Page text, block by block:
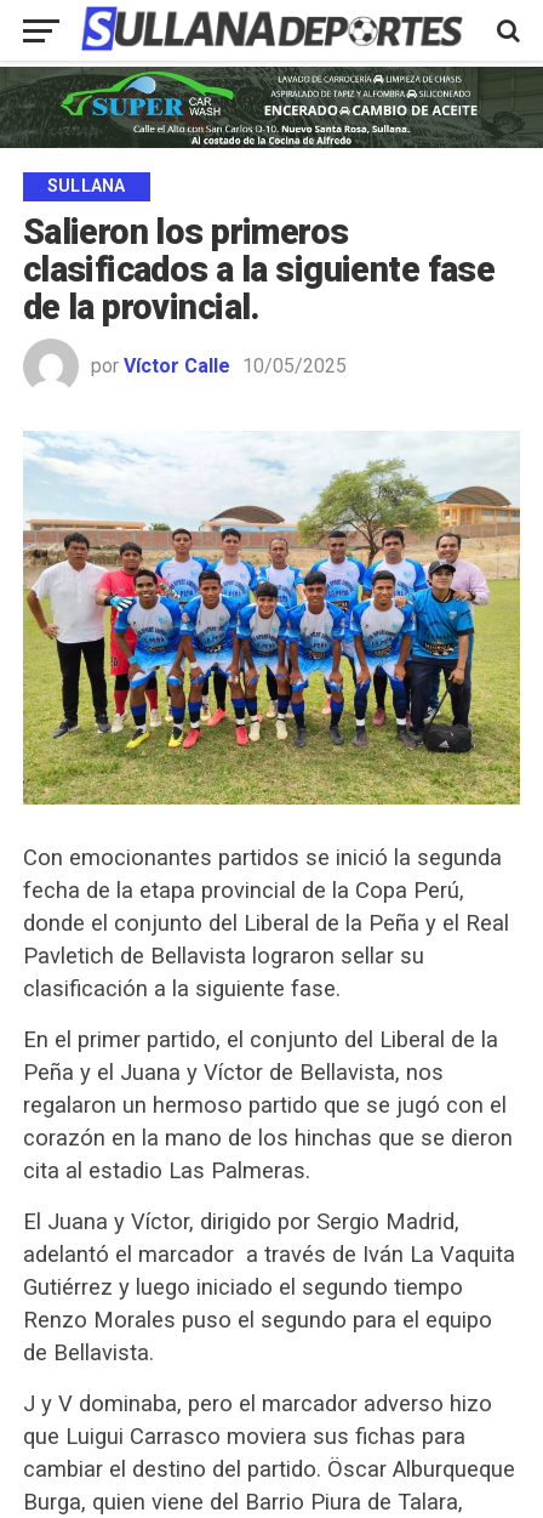
SULLANA
Salieron los primeros
clasificados a la siguiente fase
de la provincial.
por Víctor Calle 10/05/2025
Con emocionantes partidos se inició la segunda
fecha de la etapa provincial de la Copa Perú,
donde el conjunto del Liberal de la Peña y el Real
Pavletich de Bellavista lograron sellar su
clasificación a la siguiente fase.
En el primer partido, el conjunto del Liberal de la
Peña y el Juana y Víctor de Bellavista, nos
regalaron un hermoso partido que se jugó con el
corazón en la mano de los hinchas que se dieron
cita al estadio Las Palmeras.
El Juana y Víctor, dirigido por Sergio Madrid,
adelantó el marcador a través de Iván La Vaquita
Gutiérrez y luego iniciado el segundo tiempo
Renzo Morales puso el segundo para el equipo
de Bellavista.
J y V dominaba, pero el marcador adverso hizo
que Luigui Carrasco moviera sus fichas para
cambiar el destino del partido. Öscar Alburqueque
Burga, quien viene del Barrio Piura de Talara,